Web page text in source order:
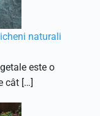
naturali
este o
cât […]